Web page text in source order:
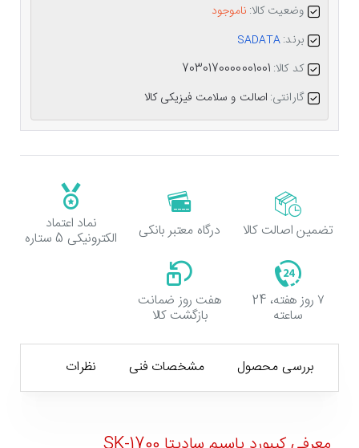
وضعیت کالا: ناموجود
برند:SADATA
کد کالا: 7030170000001001
گارانتی: اصالت و سلامت فیزیکی کالا
تضمین اصالت کالا
۷ روز هفته، 24
ساعته
درگاه معتبر بانکی
هفت روز ضمانت
بازگشت کالا
نماد اعتماد
الکترونیکی 5 ستاره
بررسی محصول مشخصات فنی نظرات